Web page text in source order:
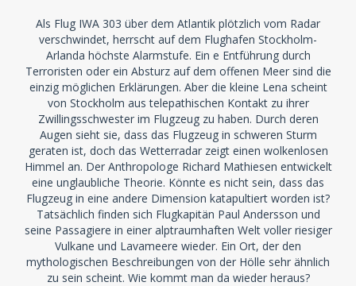
Als Flug IWA 303 über dem Atlantik plötzlich vom Radar
verschwindet, herrscht auf dem Flughafen Stockholm-
Arlanda höchste Alarmstufe. Ein e Entführung durch
Terroristen oder ein Absturz auf dem offenen Meer sind die
einzig möglichen Erklärungen. Aber die kleine Lena scheint
von Stockholm aus telepathischen Kontakt zu ihrer
Zwillingsschwester im Flugzeug zu haben. Durch deren
Augen sieht sie, dass das Flugzeug in schweren Sturm
geraten ist, doch das Wetterradar zeigt einen wolkenlosen
Himmel an. Der Anthropologe Richard Mathiesen entwickelt
eine unglaubliche Theorie. Könnte es nicht sein, dass das
Flugzeug in eine andere Dimension katapultiert worden ist?
Tatsächlich finden sich Flugkapitän Paul Andersson und
seine Passagiere in einer alptraumhaften Welt voller riesiger
Vulkane und Lavameere wieder. Ein Ort, der den
mythologischen Beschreibungen von der Hölle sehr ähnlich
zu sein scheint. Wie kommt man da wieder heraus?